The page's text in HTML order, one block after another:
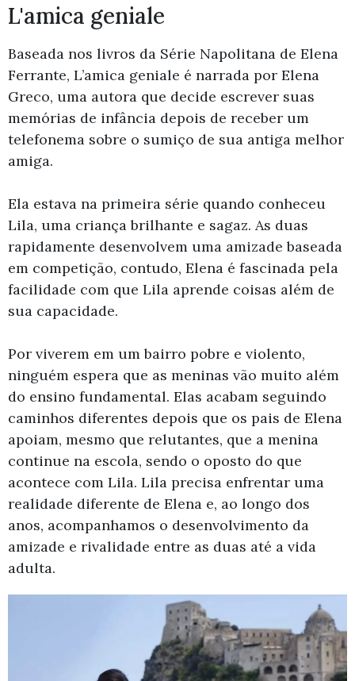
L'amica geniale
Baseada nos livros da Série Napolitana de Elena
Ferrante, L’amica geniale é narrada por Elena
Greco, uma autora que decide escrever suas
memórias de infância depois de receber um
telefonema sobre o sumiço de sua antiga melhor
amiga.
Ela estava na primeira série quando conheceu
Lila, uma criança brilhante e sagaz. As duas
rapidamente desenvolvem uma amizade baseada
em competição, contudo, Elena é fascinada pela
facilidade com que Lila aprende coisas além de
sua capacidade.
Por viverem em um bairro pobre e violento,
ninguém espera que as meninas vão muito além
do ensino fundamental. Elas acabam seguindo
caminhos diferentes depois que os pais de Elena
apoiam, mesmo que relutantes, que a menina
continue na escola, sendo o oposto do que
acontece com Lila. Lila precisa enfrentar uma
realidade diferente de Elena e, ao longo dos
anos, acompanhamos o desenvolvimento da
amizade e rivalidade entre as duas até a vida
adulta.